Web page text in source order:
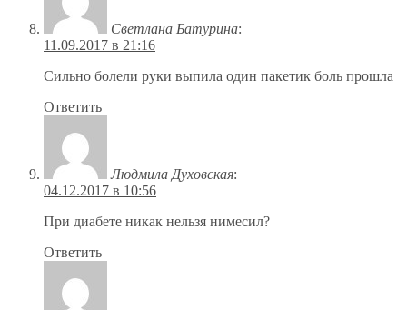
Светлана Батурина:
11.09.2017 в 21:16
Сильно болели руки выпила один пакетик боль прошла
Ответить
Людмила Духовская:
04.12.2017 в 10:56
При диабете никак нельзя нимесил?
Ответить